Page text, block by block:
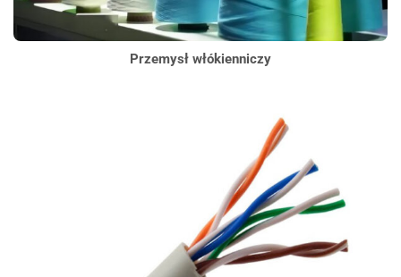
Przemysł włókienniczy